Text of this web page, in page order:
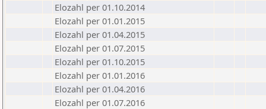
Elozahl per 01.10.2014
Elozahl per 01.01.2015
Elozahl per 01.04.2015
Elozahl per 01.07.2015
Elozahl per 01.10.2015
Elozahl per 01.01.2016
Elozahl per 01.04.2016
Elozahl per 01.07.2016